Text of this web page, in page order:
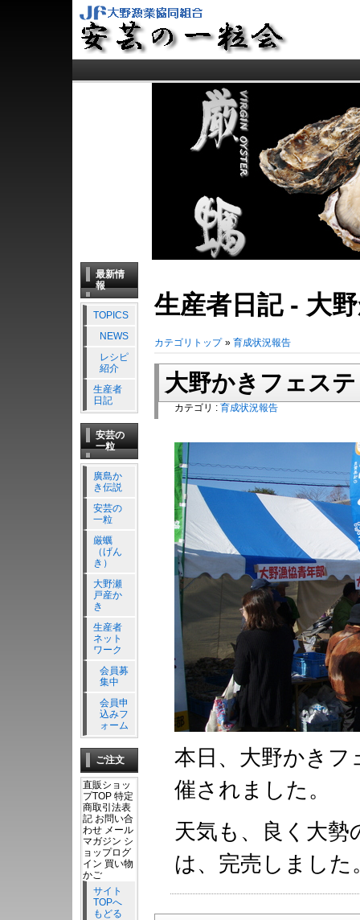
最新情
報
TOPICS
NEWS
レシピ
紹介
生産者
日記
安芸の
一粒
廣島か
き伝説
安芸の
一粒
厳蠣
（げん
き）
大野瀬
戸産か
き
生産者
ネット
ワーク
会員募
集中
会員申
込みフ
ォーム
ご注文
直販ショッ
プTOP 特定
商取引法表
記 お問い合
わせ メール
マガジン シ
ョップログ
イン 買い物
かご
サイト
TOPへ
もどる
生産者日記 - 大
カテゴリトップ »育成状況報告
大野かきフェス
カテゴリ : 育成状況報告
本日、大野かきフ
催されました。
天気も、良く大
は、完売しました